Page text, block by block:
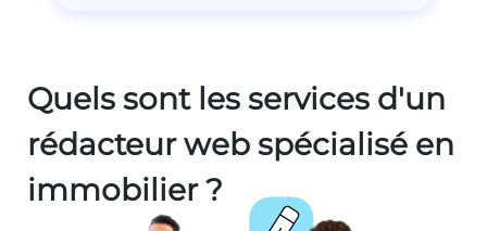
Quels sont les services d'un
rédacteur web spécialisé en
immobilier ?